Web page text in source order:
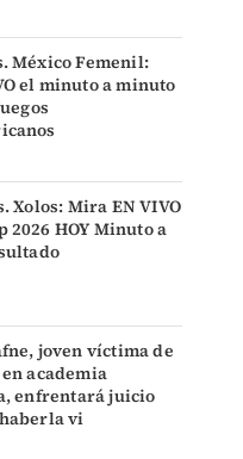
México Femenil:
el minuto a minuto
Xolos: Mira EN VIVO
2026 HOY Minuto a
joven víctima de
academia
enfrentará juicio
vi